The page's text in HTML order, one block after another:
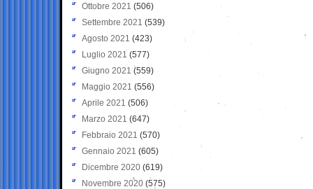
Ottobre 2021 (506)
Settembre 2021 (539)
Agosto 2021 (423)
Luglio 2021 (577)
Giugno 2021(559)
Maggio 2021 (556)
Aprile 2021 (506)
Marzo 2021 (647)
Febbraio 2021 (570)
Gennaio 2021 (605)
Dicembre 2020 (619)
Novembre 2020 (575)